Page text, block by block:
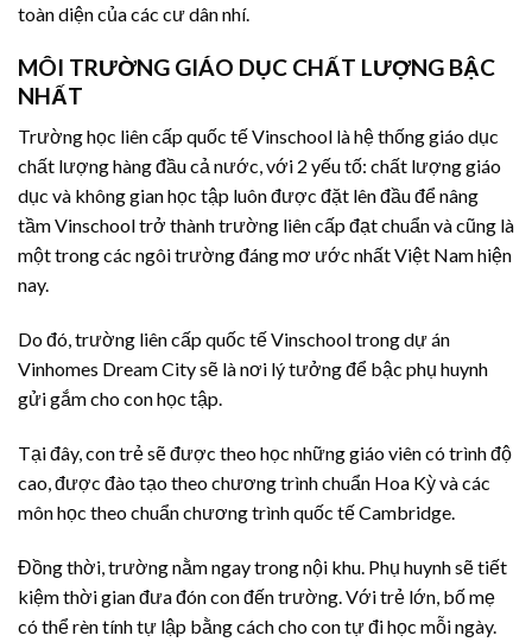
toàn diện của các cư dân nhí.
MÔI TRƯỜNG GIÁO DỤC CHẤT LƯỢNG BẬC
NHẤT
Trường học liên cấp quốc tế Vinschool là hệ thống giáo dục
chất lượng hàng đầu cả nước, với 2 yếu tố: chất lượng giáo
dục và không gian học tập luôn được đặt lên đầu để nâng
tầm Vinschool trở thành trường liên cấp đạt chuẩn và cũng là
một trong các ngôi trường đáng mơ ước nhất Việt Nam hiện
nay.
Do đó, trường liên cấp quốc tế Vinschool trong dự án
Vinhomes Dream City sẽ là nơi lý tưởng để bậc phụ huynh
gửi gắm cho con học tập.
Tại đây, con trẻ sẽ được theo học những giáo viên có trình độ
cao, được đào tạo theo chương trình chuẩn Hoa Kỳ và các
môn học theo chuẩn chương trình quốc tế Cambridge.
Đồng thời, trường nằm ngay trong nội khu. Phụ huynh sẽ tiết
kiệm thời gian đưa đón con đến trường. Với trẻ lớn, bố mẹ
có thể rèn tính tự lập bằng cách cho con tự đi học mỗi ngày.